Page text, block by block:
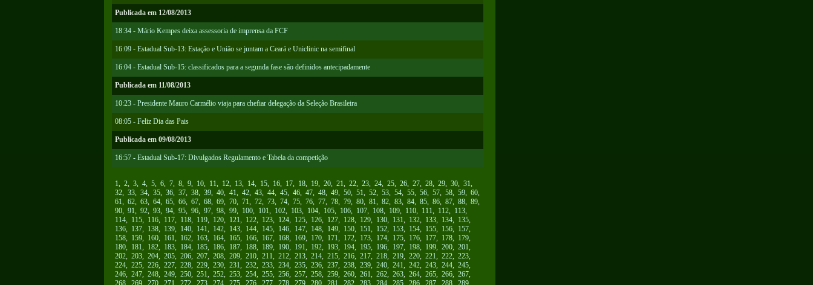
Publicada em 12/08/2013
18:34 - Mário Kempes deixa assessoria de imprensa da FCF
16:09 - Estadual Sub-13: Estação e União se juntam a Ceará e Uniclinic na semifinal
16:04 - Estadual Sub-15: classificados para a segunda fase são definidos antecipadamente
Publicada em 11/08/2013
10:23 - Presidente Mauro Carmélio viaja para chefiar delegação da Seleção Brasileira
08:05 - Feliz Dia das Pais
Publicada em 09/08/2013
16:57 - Estadual Sub-17: Divulgados Regulamento e Tabela da competição
1, 2, 3, 4, 5, 6, 7, 8, 9, 10, 11, 12, 13, 14, 15, 16, 17, 18, 19, 20, 21, 22, 23, 24, 25, 26, 27, 28, 29, 30, 31,
32, 33, 34, 35, 36, 37, 38, 39, 40, 41, 42, 43, 44, 45, 46, 47, 48, 49, 50, 51, 52, 53, 54, 55, 56, 57, 58, 59, 60,
61, 62, 63, 64, 65, 66, 67, 68, 69, 70, 71, 72, 73, 74, 75, 76, 77, 78, 79, 80, 81, 82, 83, 84, 85, 86, 87, 88, 89,
90, 91, 92, 93, 94, 95, 96, 97, 98, 99, 100, 101, 102, 103, 104, 105, 106, 107, 108, 109, 110, 111, 112, 113,
114, 115, 116, 117, 118, 119, 120, 121, 122, 123, 124, 125, 126, 127, 128, 129, 130, 131, 132, 133, 134, 135,
136, 137, 138, 139, 140, 141, 142, 143, 144, 145, 146, 147, 148, 149, 150, 151, 152, 153, 154, 155, 156, 157,
158, 159, 160, 161, 162, 163, 164, 165, 166, 167, 168, 169, 170, 171, 172, 173, 174, 175, 176, 177, 178, 179,
180, 181, 182, 183, 184, 185, 186, 187, 188, 189, 190, 191, 192, 193, 194, 195, 196, 197, 198, 199, 200, 201,
202, 203, 204, 205, 206, 207, 208, 209, 210, 211, 212, 213, 214, 215, 216, 217, 218, 219, 220, 221, 222, 223,
224, 225, 226, 227, 228, 229, 230, 231, 232, 233, 234, 235, 236, 237, 238, 239, 240, 241, 242, 243, 244, 245,
246, 247, 248, 249, 250, 251, 252, 253, 254, 255, 256, 257, 258, 259, 260, 261, 262, 263, 264, 265, 266, 267,
268, 269, 270, 271 272, 273, 274, 275, 276, 277, 278, 279, 280, 281 282, 283, 284, 285, 286, 287, 288, 289,